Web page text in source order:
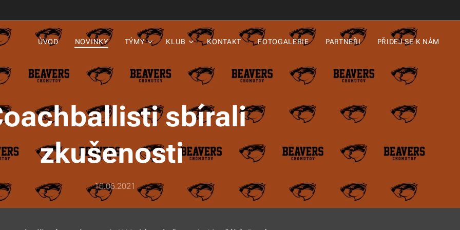
ÚVOD NOVINKY TÝMY KLUB KONTAKT FOTOGALERIE PARTNEŘI PŘIDEJ SE K NÁM
sbírali
zkušenosti
10.06.2021